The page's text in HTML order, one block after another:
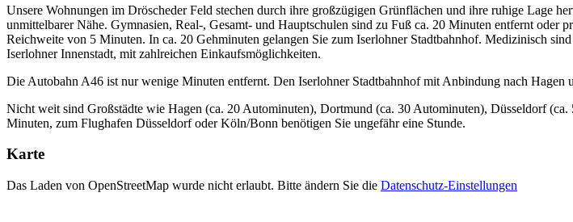
Unsere Wohnungen im Dröscheder Feld stechen durch ihre großzügigen Grünflächen und ihre ruhige Lage
unmittelbarer Nähe. Gymnasien, Real-, Gesamt- und Hauptschulen sind zu Fuß ca. 20 Minuten entfernt
Reichweite von 5 Minuten. In ca. 20 Gehminuten gelangen Sie zum Iserlohner Stadtbahnhof. Medizinisch
Iserlohner Innenstadt, mit zahlreichen Einkaufsmöglichkeiten.
Die Autobahn A46 ist nur wenige Minuten entfernt. Den Iserlohner Stadtbahnhof mit Anbindung nach
Nicht weit sind Großstädte wie Hagen (ca. 20 Autominuten), Dortmund (ca. 30 Autominuten), Düsseldorf
Minuten, zum Flughafen Düsseldorf oder Köln/Bonn benötigen Sie ungefähr eine Stunde.
Karte
Das Laden von OpenStreetMap wurde nicht erlaubt. Bitte ändern Sie die Datenschutz-Einstellungen